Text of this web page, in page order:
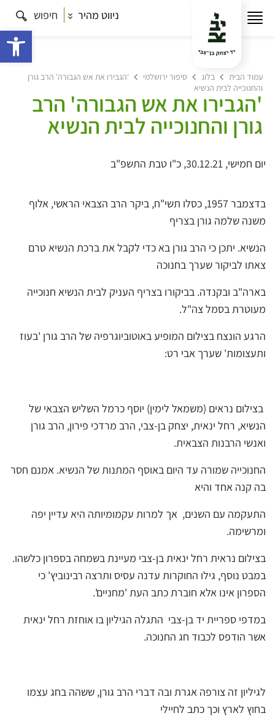
ניווט מהיר חיפוש
עמוד הבית בלוג סיפור ירושלמי
‘הגבירו את אש הגבורה’ הרב גורן
והחנוכייה לבית הנשיא
'הגבירו את אש הגבורה' הרב
גורן והחנוכייה לבית הנשיא
יום חמישי, 30.12.21, כ"ו טבת התשפ"ב
בדצמבר 1957, כסלו תשי"ח, ביקר הרב הצבאי הראשי, אלוף
משנה שלמה גורן בצריף
הנשיא. יתכן כי הרב גורן בא כדי לקבל את ברכת הנשיא טרם
צאתו לביקור שערך בחנוכה
בארה"ב ובקנדה. בביקורו בצריף העניק לבית הנשיא חנוכייה
מעוטרת בסמל צה"ל.
הרגע הונצח בצילום המופיע באוטוביוגרפיה של הרב גורן 'בעוז
ותעצומות' שערך אבי רט:
בצילום נראים (משמאל לימין) יוסף כרמל השליש הצבאי של
הנשיא, רחל ינאית, יצחק בן-צבי, הרב מרדכי פירון, הרב גורן
ואנשי הרבנות הצבאית.
החנוכייה שמורה עד היום באוסף המתנות של הנשיא. אמנם חסר
בה קנה אחד והיא
התעקמה עם השנים, אך למרות עקמומיותה היא עדיין יפה
ומרשימה.
בצילום נראית רחל ינאית בן-צבי מעיינת בשמחה בספרון כלשהו.
במבט נוסף, גילו החוקרות עדנה עסיס ותרצה רבינוביץ' כי
הספרון אינו אלא חוברת כתב העת 'מחניים'.
במדפי ספריית יד בן-צבי התגלה הגיליון בו אוחזת רחל ינאית
אשר הודפס לכבוד חג החנוכה.
לגיליון זה צורפה אגרת ובה דברי הרב גורן, ששהה בחג עצמו
בחוץ לארץ וכך כתב לחיילי